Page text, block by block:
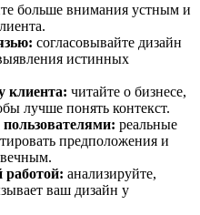
больше внимания устным и
согласовывайте дизайн
истинных
клиента: читайте о бизнесе,
лучше понять контекст.
реальные
предположения и
работой: анализируйте,
ваш дизайн у